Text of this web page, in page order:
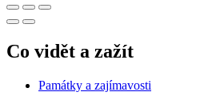
Co vidět a zažít
Památky a zajímavosti